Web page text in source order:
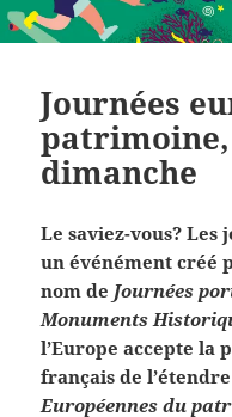
Journées
dimanche
Le saviez-vous?
un événément créé
nom de Journées
Monuments
l’Europe accepte la
français de
Européennes du